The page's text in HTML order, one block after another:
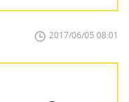
2017/06/05 08:01